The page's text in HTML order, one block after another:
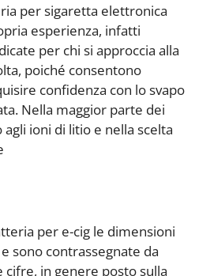
per sigaretta elettronica
esperienza, infatti
per chi si approccia alla
poiché consentono
confidenza con lo svapo
Nella maggior parte dei
ioni di litio e nella scelta
per e-cig le dimensioni
sono contrassegnate da
cifre, in genere posto sulla